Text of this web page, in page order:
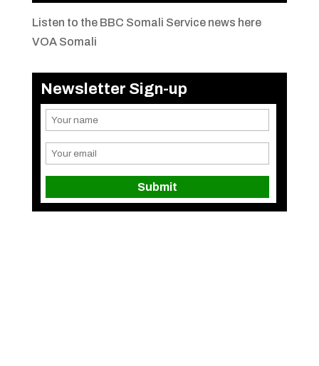
Listen to the BBC Somali Service news here
VOA Somali
Newsletter Sign-up